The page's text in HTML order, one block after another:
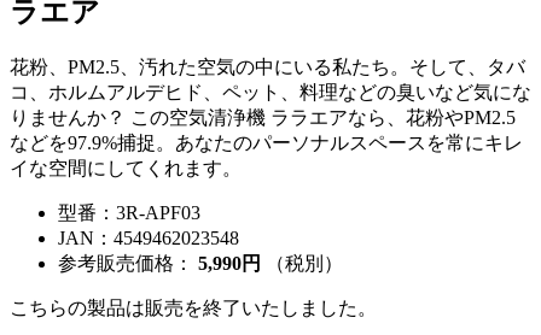
ラエア
花粉、PM2.5、汚れた空気の中にいる私たち。そして、タバ
コ、ホルムアルデヒド、ペット、料理などの臭いなど気にな
りませんか？ この空気清浄機 ララエアなら、花粉やPM2.5
などを97.9%捕捉。あなたのパーソナルスペースを常にキレ
イな空間にしてくれます。
型番： 3R-APF03
JAN： 4549462023548
参考販売価格：
5,990円 （税別）
こちらの製品は販売を終了いたしました。